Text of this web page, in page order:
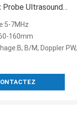
Probe Ultrasound
7MHz
160mm
PW, Doppler couleur, Doppler puissance